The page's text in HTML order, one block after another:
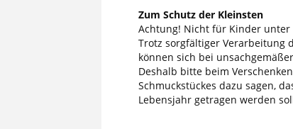
Zum Schutz der Kleinsten
Achtung! Nicht für Kinder unter
Trotz sorgfältiger Verarbeitung
können sich bei
Deshalb bitte beim
Schmuckstückes dazu sagen,
Lebensjahr getragen werden